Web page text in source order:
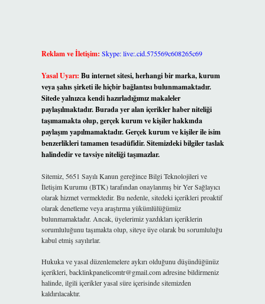
Reklam ve İletişim: Skype: live:.cid.575569c608265c69
Yasal Uyarı: Bu internet sitesi, herhangi bir marka, kurum
veya şahıs şirketi ile hiçbir bağlantısı bulunmamaktadır.
Sitede yalnızca kendi hazırladığımız makaleler
paylaşılmaktadır. Burada yer alan içerikler haber niteliği
taşımamakta olup, gerçek kurum ve kişiler hakkında
paylaşım yapılmamaktadır. Gerçek kurum ve kişiler ile isim
benzerlikleri tamamen tesadüfidir. Sitemizdeki bilgiler taslak
halindedir ve tavsiye niteliği taşımazlar.
Sitemiz, 5651 Sayılı Kanun gereğince Bilgi Teknolojileri ve
İletişim Kurumu (BTK) tarafından onaylanmış bir Yer Sağlayıcı
olarak hizmet vermektedir. Bu nedenle, sitedeki içerikleri proaktif
olarak denetleme veya araştırma yükümlülüğümüz
bulunmamaktadır. Ancak, üyelerimiz yazdıkları içeriklerin
sorumluluğunu taşımakta olup, siteye üye olarak bu sorumluluğu
kabul etmiş sayılırlar.
Hukuka ve yasal düzenlemelere aykırı olduğunu düşündüğünüz
içerikleri, backlinkpanelicomtr@gmail.comadresine bildirmeniz
halinde, ilgili içerikler yasal süre içerisinde sitemizden
kaldırılacaktır.